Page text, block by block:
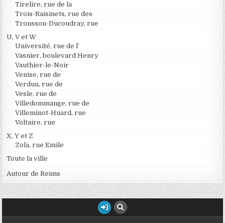
Tirelire, rue de la
Trois-Raisinets, rue des
Tronsson-Ducoudray, rue
U, V et W
Université, rue de l’
Vasnier, boulevard Henry
Vauthier-le-Noir
Venise, rue de
Verdun, rue de
Vesle, rue de
Villedommange, rue de
Villeminot-Huard, rue
Voltaire, rue
X, Y et Z
Zola, rue Emile
Toute la ville
Autour de Reims